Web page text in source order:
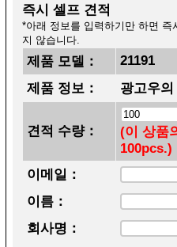
즉시 셀프 견적
*아래 정보를 입력하기만 하면
지 않습니다.
제품 모델：
21191
제품 정보：
광고우의
견적 수량：
(이 상품
100pcs.)
이메일：
이름：
회사명：